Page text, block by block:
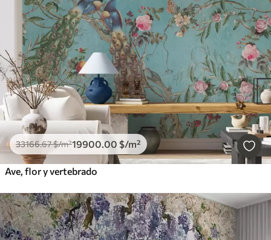
33166.67$/m²19900.00 $/m²
Ave, flor y vertebrado